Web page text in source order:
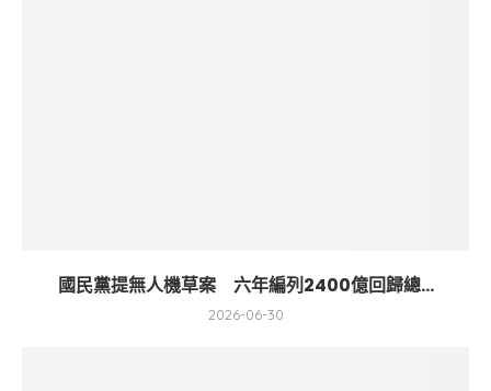
國民黨提無人機草案 六年編列2400億回歸總...
2026-06-30